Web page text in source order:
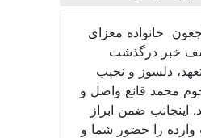
خانواده معزای
خبر درگذشت
دلسوز و نجیب
محمد قانع واصل و
اینجانب ضمن ابراز
را حضور شما و